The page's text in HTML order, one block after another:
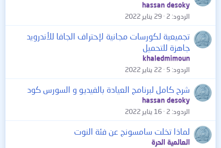
hassan desoky
الردود 2 29 يناير 2022
تجميعية لكورسات مجانية لإحتراف الجافا للأندرويد
جاهزة للتحميل
khaledmimoun
الردود 5 22 يناير 2022
شرح كامل لبرنامج العيادة بالفيديو و السورس كود
hassan desoky
الردود 2 16 يناير 2022
لماذا تخلت سامسونج عن فئة النوت
العالمية الحرة